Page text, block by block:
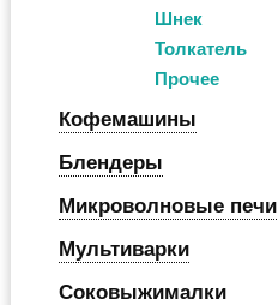
Шнек
Толкатель
Прочее
Кофемашины
Блендеры
Микроволновые печи
Мультиварки
Соковыжималки